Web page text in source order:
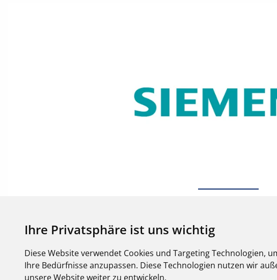
Ihre Privatsphäre ist uns wichtig
Diese Website verwendet Cookies und Targeting Technologien,
Ihre Bedürfnisse anzupassen. Diese Technologien nutzen wir
unsere Website weiter zu entwickeln.